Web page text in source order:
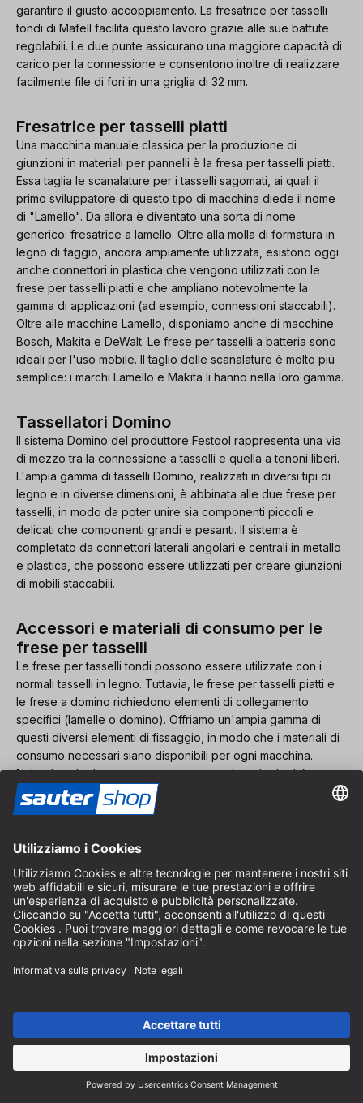
garantire il giusto accoppiamento. La fresatrice per tasselli
tondi di Mafell facilita questo lavoro grazie alle sue battute
regolabili. Le due punte assicurano una maggiore capacità di
carico per la connessione e consentono inoltre di realizzare
facilmente file di fori in una griglia di 32 mm.
Fresatrice per tasselli piatti
Una macchina manuale classica per la produzione di
giunzioni in materiali per pannelli è la fresa per tasselli piatti.
Essa taglia le scanalature per i tasselli sagomati, ai quali il
primo sviluppatore di questo tipo di macchina diede il nome
di "Lamello". Da allora è diventato una sorta di nome
generico: fresatrice a lamello. Oltre alla molla di formatura in
legno di faggio, ancora ampiamente utilizzata, esistono oggi
anche connettori in plastica che vengono utilizzati con le
frese per tasselli piatti e che ampliano notevolmente la
gamma di applicazioni (ad esempio, connessioni staccabili).
Oltre alle macchine Lamello, disponiamo anche di macchine
Bosch, Makita e DeWalt. Le frese per tasselli a batteria sono
ideali per l'uso mobile. Il taglio delle scanalature è molto più
semplice: i marchi Lamello e Makita li hanno nella loro gamma.
Tassellatori Domino
Il sistema Domino del produttore Festool rappresenta una via
di mezzo tra la connessione a tasselli e quella a tenoni liberi.
L'ampia gamma di tasselli Domino, realizzati in diversi tipi di
legno e in diverse dimensioni, è abbinata alle due frese per
tasselli, in modo da poter unire sia componenti piccoli e
delicati che componenti grandi e pesanti. Il sistema è
completato da connettori laterali angolari e centrali in metallo
e plastica, che possono essere utilizzati per creare giunzioni
di mobili staccabili.
Accessori e materiali di consumo per le
frese per tasselli
Le frese per tasselli tondi possono essere utilizzate con i
normali tasselli in legno. Tuttavia, le frese per tasselli piatti e
le frese a domino richiedono elementi di collegamento
specifici (lamelle o domino). Offriamo un'ampia gamma di
questi diversi elementi di fissaggio, in modo che i materiali di
consumo necessari siano disponibili per ogni macchina.
Naturalmente, teniamo in magazzino anche i dischi di fresa e
le punte per le macchine. Esistono anche due utili estensioni
del sistema domino Woodpeckers: il sistema
nuovo. innovativo. professionale.
Questo è ciò che rappresentiamo! Da noi troverete prodotti
Ci concentriamo principalmente sui settori della fresatura,
Per iscriverti alla nostra newsletter e ricevere le
ultime novità sui nostri prodotti, è necessario